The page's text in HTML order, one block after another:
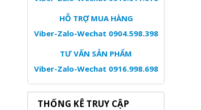
HỖ TRỢ MUA HÀNG
Viber-Zalo-Wechat 0904.598.398
TƯ VẤN SẢN PHẨM
Viber-Zalo-Wechat 0916.998.698
THỐNG KÊ TRUY CẬP